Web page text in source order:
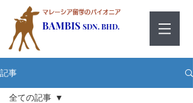
マレーシア留学のパイオニア
BAMBIS SDN. BHD.
記事
全ての記事